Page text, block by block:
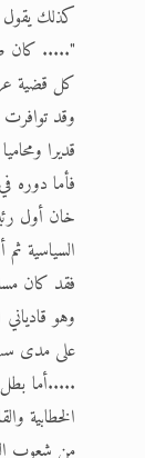
كذلك يقول
"..... كان
كل قضية
وقد
قديرا
فأما دوره
خان أول
السياسية
فقد كان
وهو
على مدى
.....أما
الخطابية
من شعوب